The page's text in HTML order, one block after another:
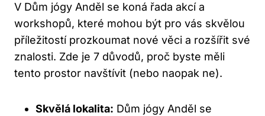
V Dům jógy Anděl se koná řada akcí a
workshopů, které mohou být pro vás skvělou
příležitostí prozkoumat nové věci a rozšířit své
znalosti. Zde je 7 důvodů, proč byste měli
tento prostor navštívit (nebo naopak ne).
Skvělá lokalita: Dům jógy Anděl se